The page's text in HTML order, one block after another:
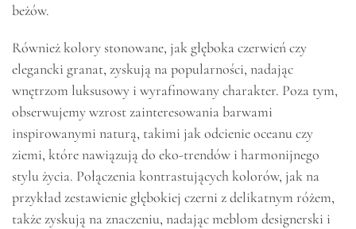
beżów.
Również kolory stonowane, jak głęboka czerwień czy
elegancki granat, zyskują na popularności, nadając
wnętrzom luksusowy i wyrafinowany charakter. Poza tym,
obserwujemy wzrost zainteresowania barwami
inspirowanymi naturą, takimi jak odcienie oceanu czy
ziemi, które nawiązują do eko-trendów i harmonijnego
stylu życia. Połączenia kontrastujących kolorów, jak na
przykład zestawienie głębokiej czerni z delikatnym różem,
także zyskują na znaczeniu, nadając meblom designerski i